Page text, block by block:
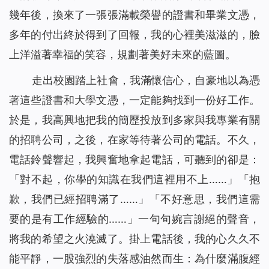
幾年後，換來了一張張滿載榮譽的證書和畢業文憑，
多年的付出終於得到了回報，我的心裡美滋滋的，臉
上洋溢著幸福的笑容，規劃著美好未來的藍圖。
走出校園踏上社會，我滿懷信心，自豪地以為憑
著這些證書和大學文憑，一定能夠找到一份好工作。
於是，我高興地把我的簡歷投放到多家與我專業有關
的招聘公司，之後，在家等待著公司的電話。不久，
電話鈴聲響起，我興奮地拿起電話，可聽到的卻是：
「對不起，你學的知識在我們這裡用不上……」「抱
歉，我們已經招聘滿了……」「不好意思，我們這需
要的是有工作經驗的……」一句句婉言謝絕的聲音，
將我的希望之火澆滅了。掛上電話後，我的心久久不
能平靜，一股強烈的失落感油然而生：為什麼滿腹經